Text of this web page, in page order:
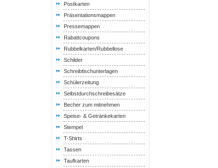
Postkarten
Präsentationsmappen
Pressemappen
Rabattcoupons
Rubbelkarten/Rubbellose
Schilder
Schreibtischunterlagen
Schülerzeitung
Selbstdurchschreibesätze
Becher zum mitnehmen
Speise- & Getränkekarten
Stempel
T-Shirts
Tassen
Taufkarten